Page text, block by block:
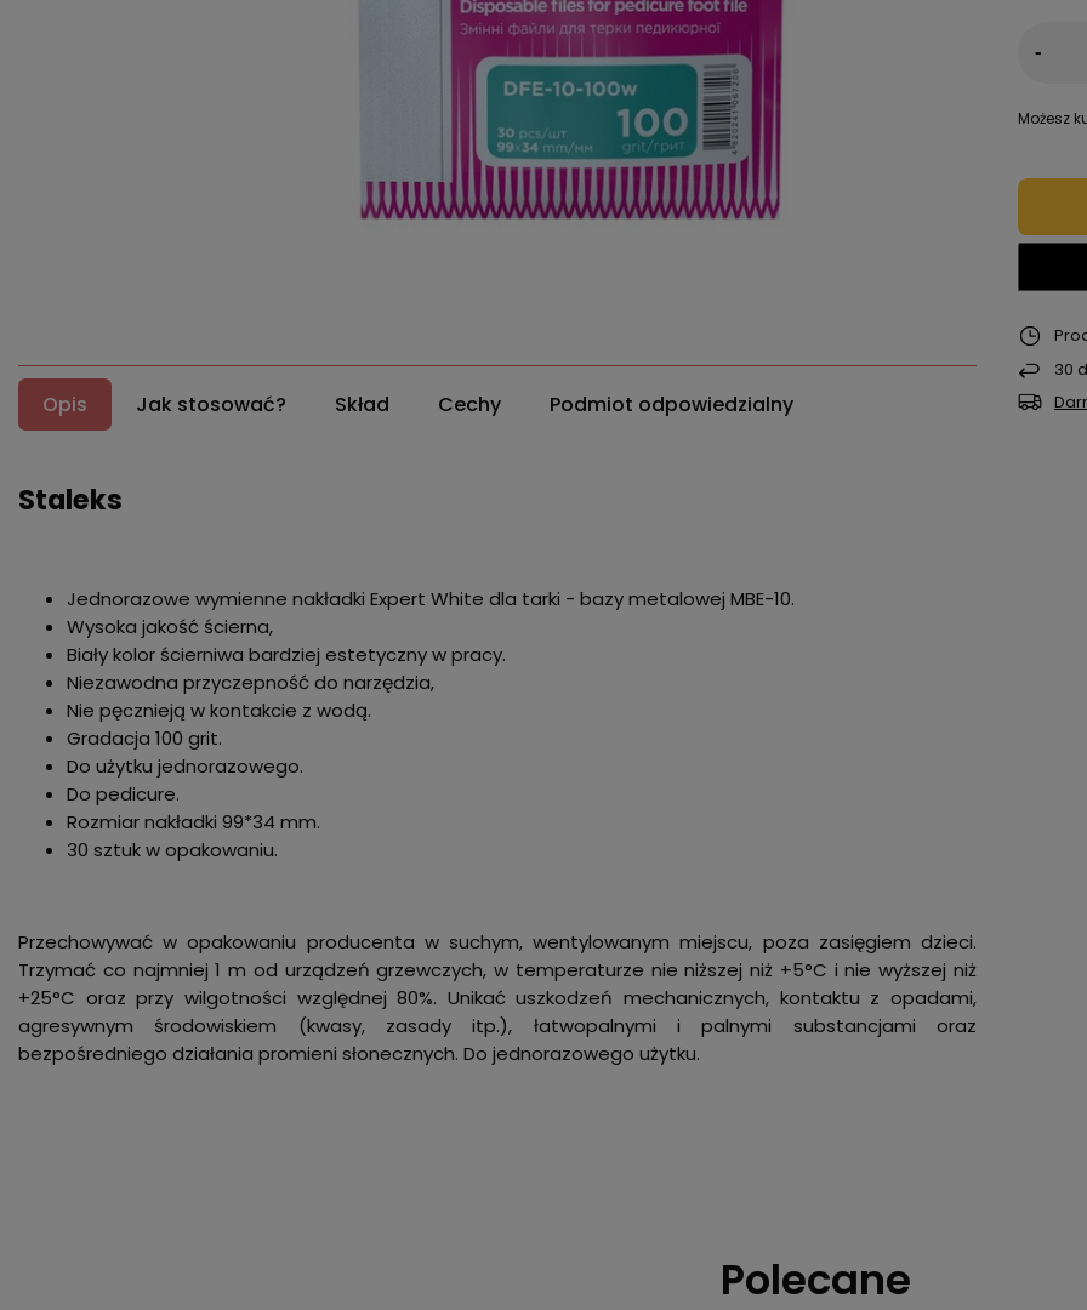
Opis Jak stosować? Skład Cechy Podmiot odpowiedzialny
Staleks
Jednorazowe wymienne nakładki Expert White dla tarki - bazy metalowej MBE-10.
Wysoka jakość ścierna,
Biały kolor ścierniwa bardziej estetyczny w pracy.
Niezawodna przyczepność do narzędzia,
Nie pęcznieją w kontakcie z wodą.
Gradacja 100 grit.
Do użytku jednorazowego.
Do pedicure.
Rozmiar nakładki 99*34 mm.
30 sztuk w opakowaniu.
Przechowywać w opakowaniu producenta w suchym, wentylowanym miejscu, poza zasięgiem dzieci.
Trzymać co najmniej 1 m od urządzeń grzewczych, w temperaturze nie niższej niż +5°C i nie wyższej niż
+25°C oraz przy wilgotności względnej 80%. Unikać uszkodzeń mechanicznych, kontaktu z opadami,
agresywnym środowiskiem (kwasy, zasady itp.), łatwopalnymi i palnymi substancjami oraz
bezpośredniego działania promieni słonecznych. Do jednorazowego użytku.
-
Możesz
30
Polecane